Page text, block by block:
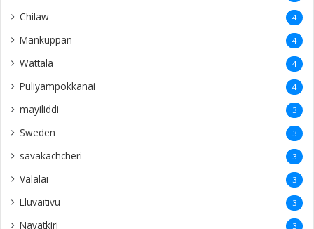
Chilaw 4
Mankuppan 4
Wattala 4
Puliyampokkanai 4
mayiliddi 3
Sweden 3
savakachcheri 3
Valalai 3
Eluvaitivu 3
Navatkiri 3